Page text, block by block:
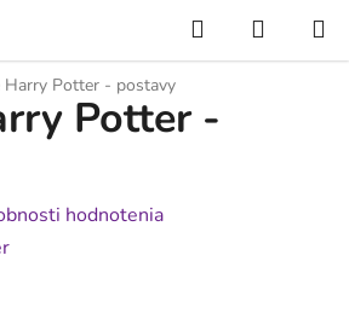
Hľadať
KOŠÍK
Harry Potter - postavy
Potter -
hodnotenia